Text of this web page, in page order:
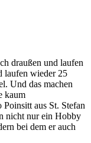
draußen und laufen
laufen wieder 25
Und das machen
kaum
aus St. Stefan
nicht nur ein Hobby
bei dem er auch